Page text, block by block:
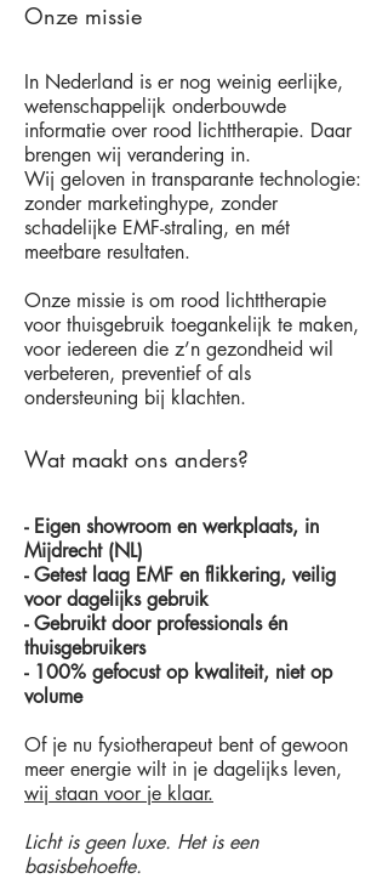
Onze missie
In Nederland is er nog weinig eerlijke,
wetenschappelijk onderbouwde
informatie over rood lichttherapie. Daar
brengen wij verandering in.
Wij geloven in transparante technologie:
zonder marketinghype, zonder
schadelijke EMF-straling, en mét
meetbare resultaten.
Onze missie is om rood lichttherapie
voor thuisgebruik toegankelijk te maken,
voor iedereen die z’n gezondheid wil
verbeteren, preventief of als
ondersteuning bij klachten.
Wat maakt ons anders?
- Eigen showroom en werkplaats, in
Mijdrecht (NL)
- Getest laag EMF en flikkering, veilig
voor dagelijks gebruik
- Gebruikt door professionals én
thuisgebruikers
- 100% gefocust op kwaliteit, niet op
volume
Of je nu fysiotherapeut bent of gewoon
meer energie wilt in je dagelijks leven,
wij staan voor je klaar.
Licht is geen luxe. Het is een
basisbehoefte.